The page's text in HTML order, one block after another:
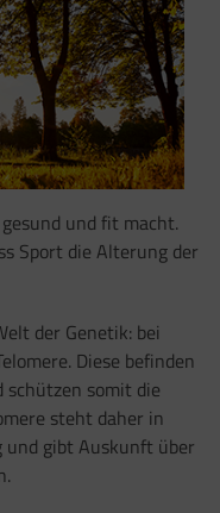
und fit macht.
Sport die Alterung der
der Genetik: bei
Diese befinden
schützen somit die
steht daher in
gibt Auskunft über